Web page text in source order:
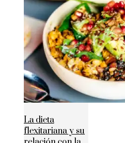
La dieta
flexitariana y su